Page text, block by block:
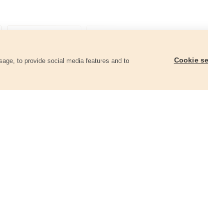
to provide social media features and to
Cookie